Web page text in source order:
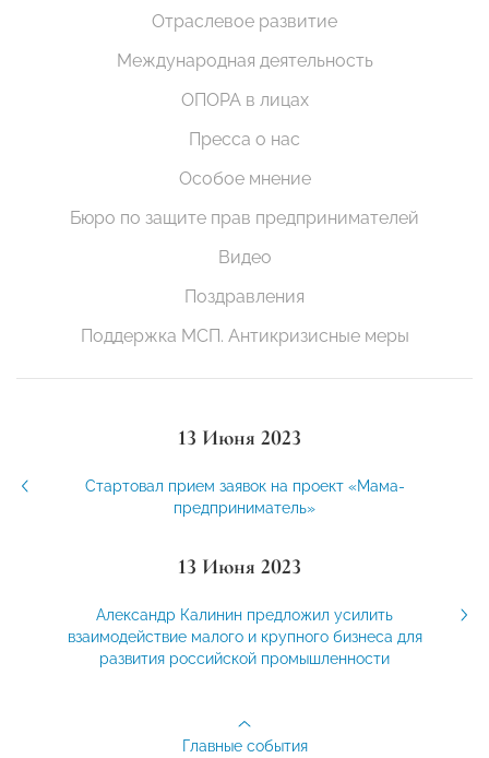
Отраслевое развитие
Международная деятельность
ОПОРА в лицах
Пресса о нас
Особое мнение
Бюро по защите прав предпринимателей
Видео
Поздравления
Поддержка МСП. Антикризисные меры
13 Июня 2023
Стартовал прием заявок на проект «Мама-
предприниматель»
13 Июня 2023
Александр Калинин предложил усилить
взаимодействие малого и крупного бизнеса для
развития российской промышленности
Главные события